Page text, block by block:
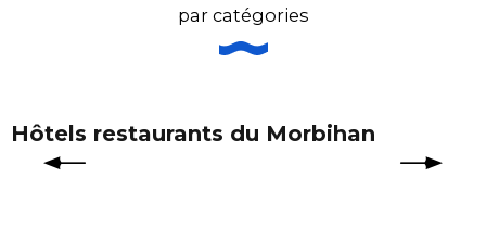
par catégories
Hôtels restaurants du Morbihan